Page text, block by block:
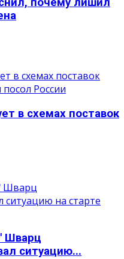
в схемах поставок
Шварц
ситуацию...